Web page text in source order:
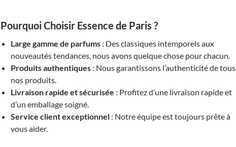
Pourquoi Choisir Essence de Paris ?
Large gamme de parfums : Des classiques intemporels aux
nouveautés tendances, nous avons quelque chose pour chacun.
Produits authentiques : Nous garantissons l’authenticité de tous
nos produits.
Livraison rapide et sécurisée : Profitez d’une livraison rapide et
d’un emballage soigné.
Service client exceptionnel : Notre équipe est toujours prête à
vous aider.